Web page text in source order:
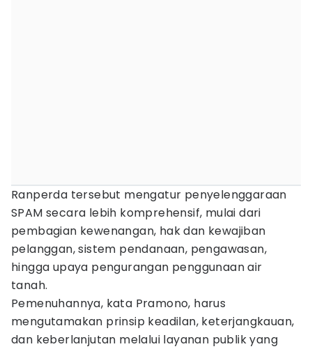
Ranperda tersebut mengatur penyelenggaraan
SPAM secara lebih komprehensif, mulai dari
pembagian kewenangan, hak dan kewajiban
pelanggan, sistem pendanaan, pengawasan,
hingga upaya pengurangan penggunaan air
tanah.
Pemenuhannya, kata Pramono, harus
mengutamakan prinsip keadilan, keterjangkauan,
dan keberlanjutan melalui layanan publik yang